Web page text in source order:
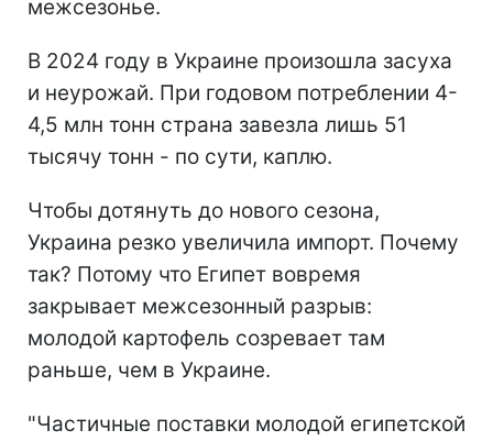
межсезонье.
В 2024 году в Украине произошла засуха
и неурожай. При годовом потреблении 4-
4,5 млн тонн страна завезла лишь 51
тысячу тонн - по сути, каплю.
Чтобы дотянуть до нового сезона,
Украина резко увеличила импорт. Почему
так? Потому что Египет вовремя
закрывает межсезонный разрыв:
молодой картофель созревает там
раньше, чем в Украине.
"Частичные поставки молодой египетской